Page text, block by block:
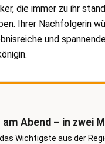
die immer zu ihr
Ihrer Nachfolgerin
und
am Abend – in zwei
Wichtigste aus der